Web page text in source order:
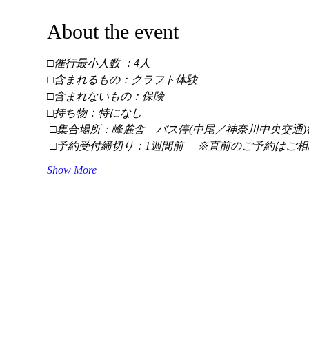
About the event
□催行最小人数 ：4人
□含まれるもの：クラフト体験
□含まれないもの：保険
□持ち物：特になし
□集合場所：峰麓舎　バス停(中尾／神奈川中央交通)
□予約受付締切り：1週間前 　※直前のご予約はご
Show More